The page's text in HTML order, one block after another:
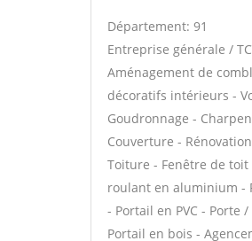
Département: 91
Entreprise générale /
Aménagement de
décoratifs intérieurs -
Goudronnage -
Couverture -
Toiture - Fenêtre de
roulant en aluminium -
- Portail en PVC -
Portail en bois -